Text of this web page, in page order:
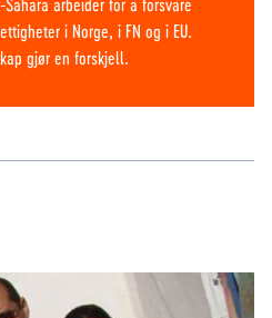
i Norge, i FN og i EU.
gjør en forskjell.